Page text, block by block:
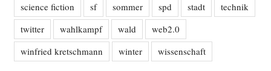
science fiction
sf sommer spd stadt
technik
twitter
wahlkampf wald
web2.0
winfried kretschmann
winter wissenschaft